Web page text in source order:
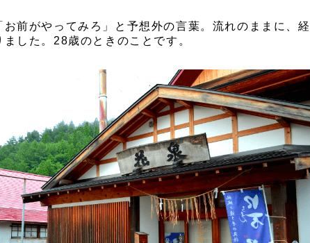
前がやってみろ」と予想外の言葉。流れのままに、経
した。28歳のときのことです。